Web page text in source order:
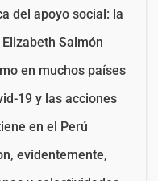
del apoyo social: la
Salmón
en muchos países
19 y las acciones
en el Perú
evidentemente,